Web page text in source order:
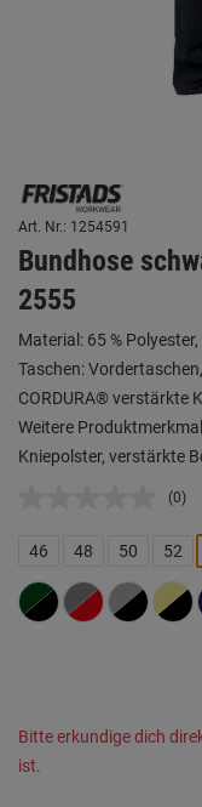
Art. Nr.: 1254591
Bundhose
2555
Material: 65 %
Taschen:
CORDURA® verstärkte
Weitere
Kniepolster, verstärkte
Kein
auf
(0)
46 48 50 52
Bitte erkundige dich
ist.